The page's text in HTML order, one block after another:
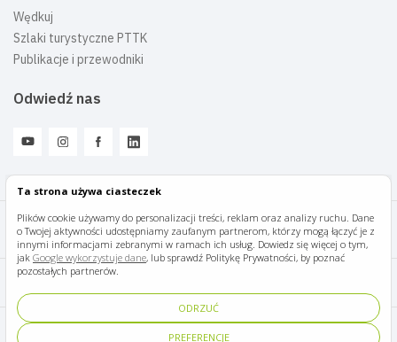
Ta strona używa ciasteczek
Plików cookie używamy do personalizacji treści, reklam oraz analizy ruchu. Dane
o Twojej aktywności udostępniamy zaufanym partnerom, którzy mogą łączyć je z
innymi informacjami zebranymi w ramach ich usług. Dowiedz się więcej o tym,
jak Google wykorzystuje dane, lub sprawdź Politykę Prywatności, by poznać
pozostałych partnerów.
ODRZUĆ
PREFERENCJE
Wędkuj
Szlaki turystyczne PTTK
Publikacje i przewodniki
Odwiedź nas
Mazury Travel © 2026
Polityka prywatności